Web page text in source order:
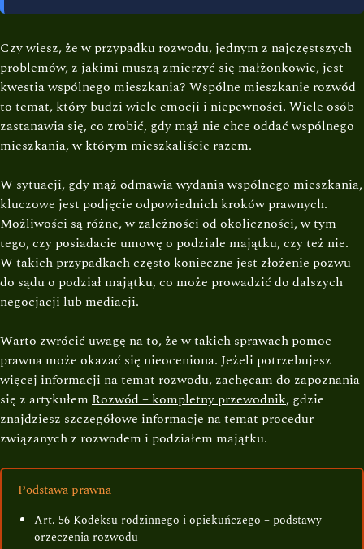
Czy wiesz, że w przypadku rozwodu, jednym z najczęstszych
problemów, z jakimi muszą zmierzyć się małżonkowie, jest
kwestia wspólnego mieszkania? Wspólne mieszkanie rozwód
to temat, który budzi wiele emocji i niepewności. Wiele osób
zastanawia się, co zrobić, gdy mąż nie chce oddać wspólnego
mieszkania, w którym mieszkaliście razem.
W sytuacji, gdy mąż odmawia wydania wspólnego mieszkania,
kluczowe jest podjęcie odpowiednich kroków prawnych.
Możliwości są różne, w zależności od okoliczności, w tym
tego, czy posiadacie umowę o podziale majątku, czy też nie.
W takich przypadkach często konieczne jest złożenie pozwu
do sądu o podział majątku, co może prowadzić do dalszych
negocjacji lub mediacji.
Warto zwrócić uwagę na to, że w takich sprawach pomoc
prawna może okazać się nieoceniona. Jeżeli potrzebujesz
więcej informacji na temat rozwodu, zachęcam do zapoznania
się z artykułem Rozwód – kompletny przewodnik, gdzie
znajdziesz szczegółowe informacje na temat procedur
związanych z rozwodem i podziałem majątku.
Podstawa prawna
Art. 56 Kodeksu rodzinnego i opiekuńczego – podstawy
orzeczenia rozwodu